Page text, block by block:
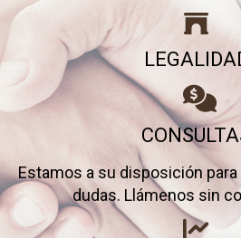
Estamos a su disposición
dudas. Llámenos sin